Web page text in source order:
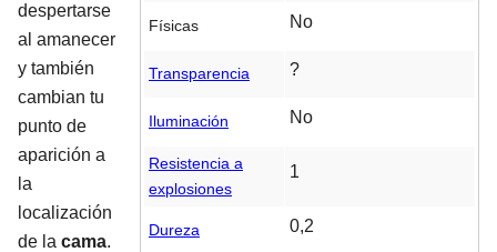
Físicas No
Transparencia ?
Iluminación No
Resistencia a
explosiones
1
Dureza 0,2
despertarse
al amanecer
y también
cambian tu
punto de
aparición a
la
localización
de la cama.